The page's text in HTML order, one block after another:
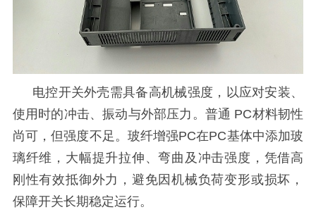
电控开关外壳需具备高机械强度，以应对安装、
使用时的冲击、振动与外部压力。普通 PC材料韧性
尚可，但强度不足。玻纤增强PC在PC基体中添加玻
璃纤维，大幅提升拉伸、弯曲及冲击强度，凭借高
刚性有效抵御外力，避免因机械负荷变形或损坏，
保障开关长期稳定运行。